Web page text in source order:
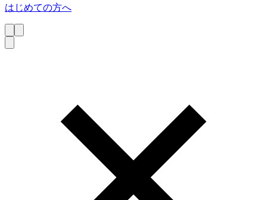
はじめての方へ